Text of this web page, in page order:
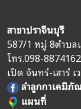
สาขาปราจีนบุรี
587/1 หมู่ 8ตำบล
โทร.098-8874162
เปิด จันทร์-เสาร์ เ
ลำลูกกาเคมีภั
แผนที่